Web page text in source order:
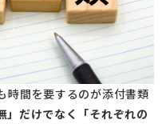
時間を要するのが添付書類
」だけでなく「それぞれの